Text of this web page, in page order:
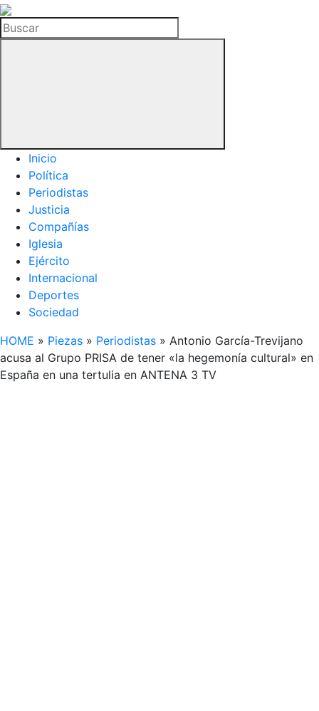
La
Hemeroteca
del
Buscar
Inicio
Política
Periodistas
Justicia
Compañías
Iglesia
Ejército
Internacional
Deportes
Sociedad
HOME » Piezas » Periodistas » Antonio García-Trevijano
acusa al Grupo PRISA de tener «la hegemonía cultural» en
España en una tertulia en ANTENA 3 TV